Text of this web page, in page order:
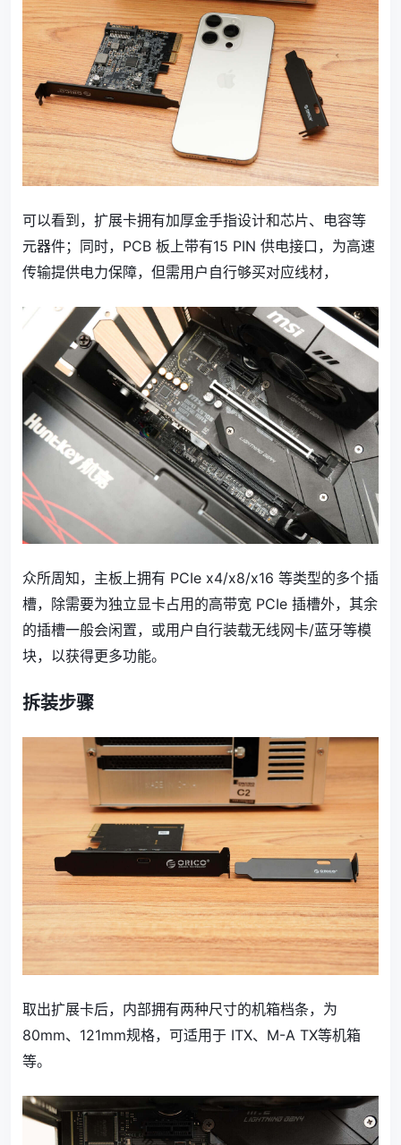
可以看到，扩展卡拥有加厚金手指设计和芯片、电容等
元器件；同时，PCB 板上带有15 PIN 供电接口，为高速
传输提供电力保障，但需用户自行够买对应线材，
众所周知，主板上拥有 PCIe x4/x8/x16 等类型的多个插
槽，除需要为独立显卡占用的高带宽 PCIe 插槽外，其余
的插槽一般会闲置，或用户自行装载无线网卡/蓝牙等模
块，以获得更多功能。
拆装步骤
取出扩展卡后，内部拥有两种尺寸的机箱档条，为
80mm、121mm规格，可适用于 ITX、M-A TX等机箱
等。